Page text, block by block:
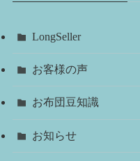
LongSeller
お客様の声
お布団豆知識
お知らせ